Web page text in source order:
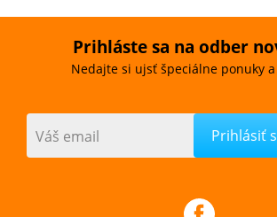
Prihláste sa na odber
Nedajte si ujsť špeciálne ponuky
Váš email